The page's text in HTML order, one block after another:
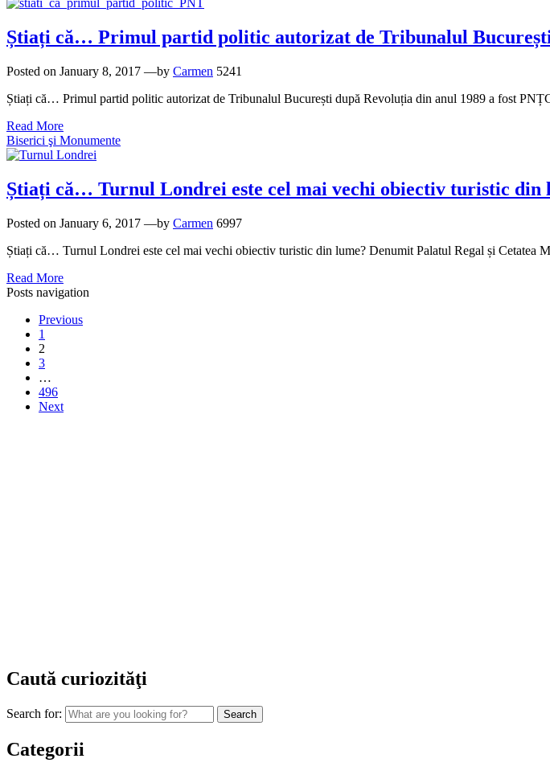
Știați că… Primul partid politic autorizat de Tribunalul București
Posted on January 8, 2017 —by Carmen 5241
Știați că… Primul partid politic autorizat de Tribunalul București după Revoluția din anul 1989 a fost
Read More
Biserici şi Monumente
Știați că… Turnul Londrei este cel mai vechi obiectiv turistic din
Posted on January 6, 2017 —by Carmen 6997
Știați că… Turnul Londrei este cel mai vechi obiectiv turistic din lume? Denumit Palatul Regal și Cetatea
Read More
Posts navigation
Previous
1
2
3
…
496
Next
Caută curiozităţi
Search for:
Categorii